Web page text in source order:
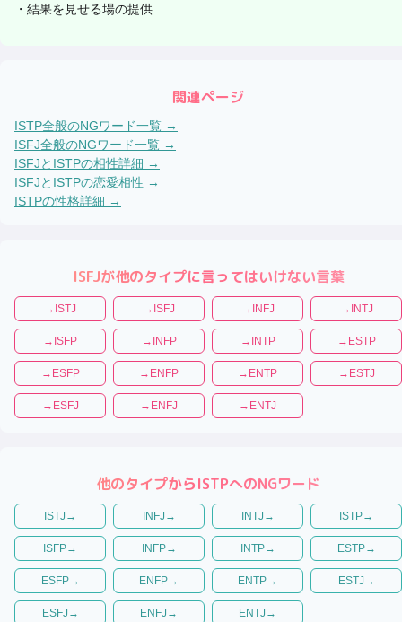
・ 結果を見せる場の提供
関連ページ
ISTP全般のNGワード一覧 →
ISFJ全般のNGワード一覧 →
ISFJと ISTPの相性詳細 →
ISFJと ISTPの恋愛相性 →
ISTPの性格詳細 →
ISFJが他のタイプに言ってはいけない言葉
→ ISTJ → ISFJ → INFJ → INTJ
→ ISFP → INFP → INTP → ESTP
→ ESFP → ENFP → ENTP → ESTJ
→ ESFJ → ENFJ → ENTJ
他のタイプからISTPへのNGワード
ISTJ → INFJ → INTJ → ISTP→
ISFP→ INFP→ INTP→ ESTP→
ESFP→ ENFP→ ENTP→ ESTJ →
ESFJ → ENFJ → ENTJ →